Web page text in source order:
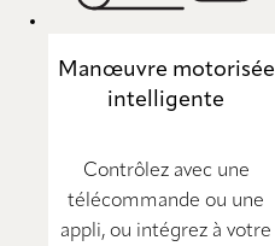
Manœuvre motorisée
intelligente
Contrôlez avec une
télécommande ou une
appli, ou intégrez à votre